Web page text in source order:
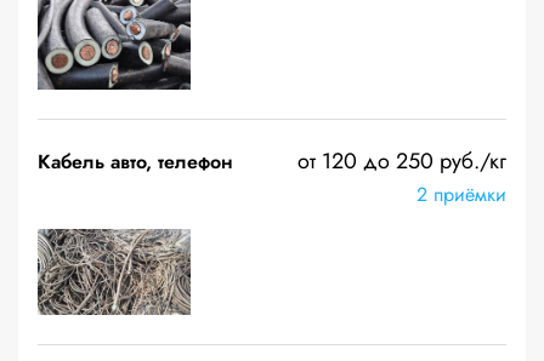
Кабель авто, телефон от 120 до 250 руб./кг
2 приёмки